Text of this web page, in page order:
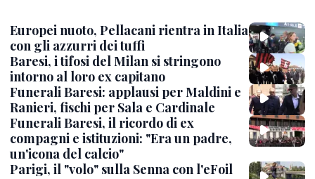
Europei nuoto, Pellacani rientra in Italia
con gli azzurri dei tuffi
Baresi, i tifosi del Milan si stringono
intorno al loro ex capitano
Funerali Baresi: applausi per Maldini e
Ranieri, fischi per Sala e Cardinale
Funerali Baresi, il ricordo di ex
compagni e istituzioni: "Era un padre,
un'icona del calcio"
Parigi, il "volo" sulla Senna con l'eFoil